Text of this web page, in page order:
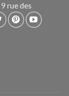
9 rue des